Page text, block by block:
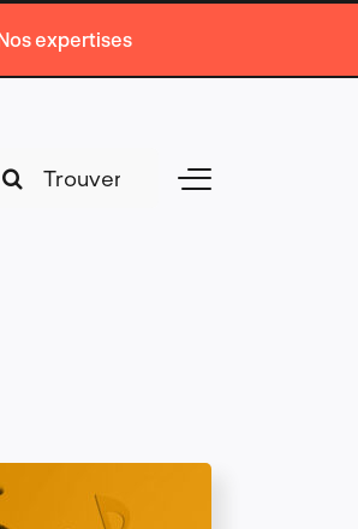
expertises
Toggle